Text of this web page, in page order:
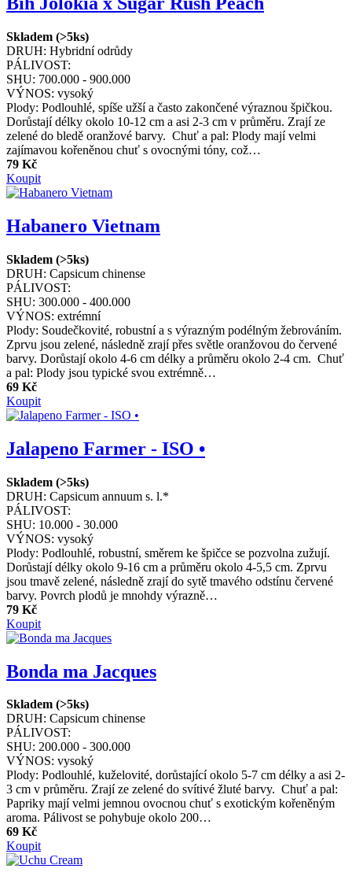
Skladem (>5ks)
DRUH: Hybridní odrůdy
PÁLIVOST:
SHU: 700.000 - 900.000
VÝNOS: vysoký
Plody: Podlouhlé, spíše užší a často zakončené výraznou špičkou.
Dorůstají délky okolo 10-12 cm a asi 2-3 cm v průměru. Zrají ze
zelené do bledě oranžové barvy. Chuť a pal: Plody mají velmi
zajímavou kořeněnou chuť s ovocnými tóny, což…
79 Kč
Koupit
Habanero Vietnam
Skladem (>5ks)
DRUH: Capsicum chinense
PÁLIVOST:
SHU: 300.000 - 400.000
VÝNOS: extrémní
Plody: Soudečkovité, robustní a s výrazným podélným žebrováním.
Zprvu jsou zelené, následně zrají přes světle oranžovou do červené
barvy. Dorůstají okolo 4-6 cm délky a průměru okolo 2-4 cm. Chuť
a pal: Plody jsou typické svou extrémně…
69 Kč
Koupit
Jalapeno Farmer - ISO •
Skladem (>5ks)
DRUH: Capsicum annuum s. l.*
PÁLIVOST:
SHU: 10.000 - 30.000
VÝNOS: vysoký
Plody: Podlouhlé, robustní, směrem ke špičce se pozvolna zužují.
Dorůstají délky okolo 9-16 cm a průměru okolo 4-5,5 cm. Zprvu
jsou tmavě zelené, následně zrají do sytě tmavého odstínu červené
barvy. Povrch plodů je mnohdy výrazně…
79 Kč
Koupit
Bonda ma Jacques
Skladem (>5ks)
DRUH: Capsicum chinense
PÁLIVOST:
SHU: 200.000 - 300.000
VÝNOS: vysoký
Plody: Podlouhlé, kuželovité, dorůstající okolo 5-7 cm délky a asi 2-
3 cm v průměru. Zrají ze zelené do svítivé žluté barvy. Chuť a pal:
Papriky mají velmi jemnou ovocnou chuť s exotickým kořeněným
aroma. Pálivost se pohybuje okolo 200…
69 Kč
Koupit